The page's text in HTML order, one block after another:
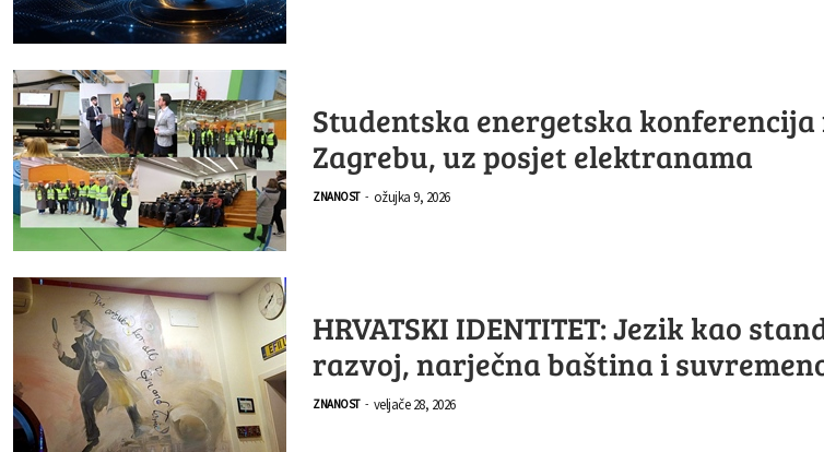
Studentska energetska konferencija
Zagrebu, uz posjet elektranama
ZNANOST - ožujka 9, 2026
HRVATSKI IDENTITET: Jezik kao
razvoj, narječna baština i
ZNANOST - veljače 28, 2026